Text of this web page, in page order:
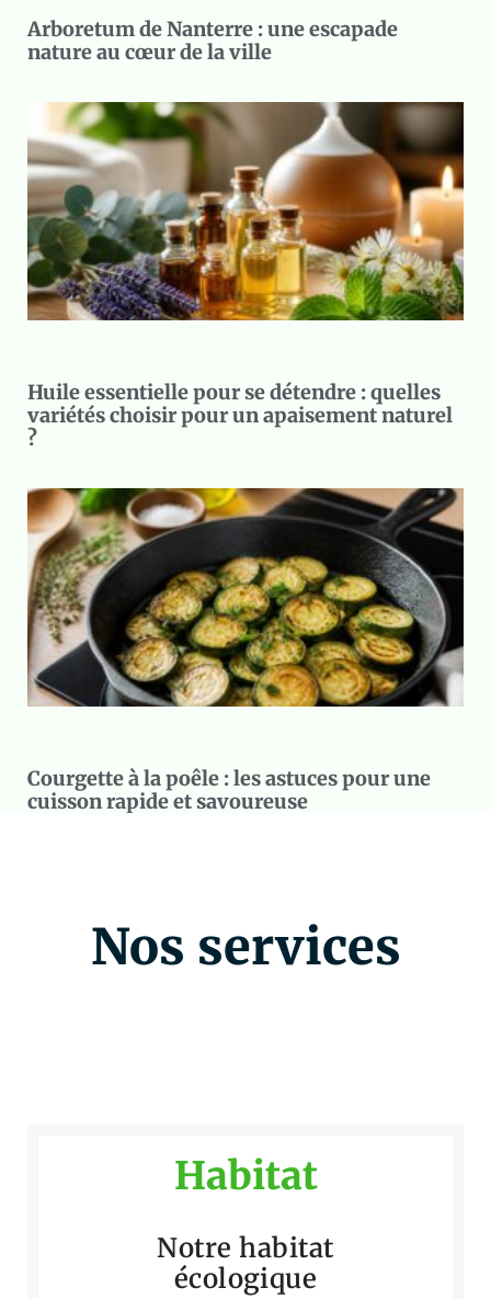
Arboretum de Nanterre : une escapade
nature au cœur de la ville
Huile essentielle pour se détendre : quelles
variétés choisir pour un apaisement naturel
?
Courgette à la poêle : les astuces pour une
cuisson rapide et savoureuse
Nos services
Habitat
Notre habitat
écologique